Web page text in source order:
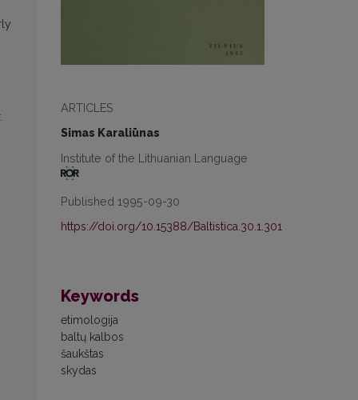
ARTICLES
Simas Karaliūnas
Institute of the Lithuanian Language
Published 1995-09-30
https://doi.org/10.15388/Baltistica.30.1.301
Keywords
etimologija
baltų kalbos
šaukštas
skydas